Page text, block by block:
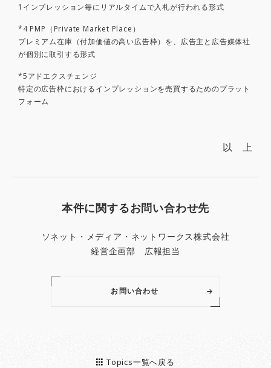
1インプレッション毎にリアルタイムで入札が行われる形式
*4 PMP（Private Market Place）
プレミアム在庫（付加価値の高い広告枠）を、広告主と広告媒体社
が個別に取引する形式
*5アドエクスチェンジ
特定の広告枠におけるインプレッションを売買するためのプラット
フォーム
以 上
本件に関するお問い合わせ先
ソネット・メディア・ネットワークス株式会社
経営企画部 広報担当
お問い合わせ
Topics一覧へ戻る